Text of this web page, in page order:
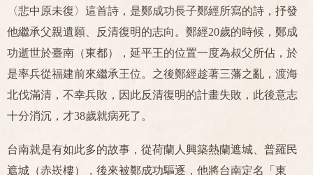
〈悲中原未復〉這首詩，是鄭成功長子鄭經所寫的詩，抒發
他繼承父親遺願、反清復明的志向。鄭經20歲的時候，鄭成
功逝世於臺南（東都），延平王的位置一度為叔父所佔，於
是率兵從福建前來繼承王位。之後鄭經趁著三藩之亂，渡海
北伐滿清，不幸兵敗，因此反清復明的計畫失敗，此後意志
十分消沉，才38歲就病死了。
台南就是有如此多的故事，從荷蘭人興築熱蘭遮城、普羅民
遮城（赤崁樓），後來被鄭成功驅逐，他將台南定名「東